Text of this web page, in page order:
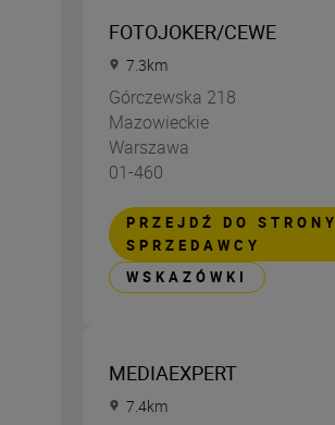
FOTOJOKER/CEWE
7.3km
Górczewska 218
Mazowieckie
Warszawa
01-460
PRZEJDŹ DO STRONY
SPRZEDAWCY
WSKAZÓWKI
MEDIAEXPERT
7.4km